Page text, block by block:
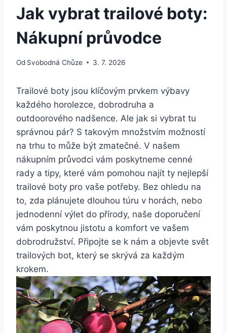
Jak vybrat trailové boty:
Nákupní průvodce
Od Svobodná Chůze 3. 7. 2026
Trailové boty jsou klíčovým prvkem výbavy
každého horolezce, dobrodruha⁣ a
outdoorového nadšence. Ale jak si‌ vybrat tu
správnou pár? S takovým množstvím možností
na trhu‍ to může být zmatečné. V našem
nákupním průvodci vám poskytneme cenné
rady a tipy, které ⁤vám pomohou najít ty nejlepší
⁢trailové‌ boty‌ pro ⁤vaše potřeby. Bez ohledu ⁤na
to, zda plánujete dlouhou túru v horách, nebo​
jednodenní výlet do přírody, naše doporučení
vám poskytnou ​jistotu a komfort ve vašem
dobrodružství. Připojte se k nám a objevte‍ svět
‍trailových bot, který se skrývá za každým
krokem.